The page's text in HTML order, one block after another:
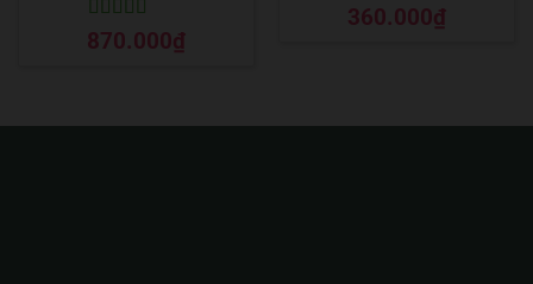
Được xếp
hạng55 sao
870.000₫
Được xếp
hạng55 sao
360.000₫